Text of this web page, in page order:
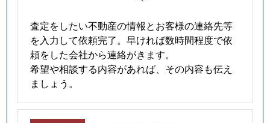
査定をしたい不動産の情報とお客様の連絡先等
を入力して依頼完了。早ければ数時間程度で依
頼をした会社から連絡がきます。
希望や相談する内容があれば、その内容も伝え
ましょう。